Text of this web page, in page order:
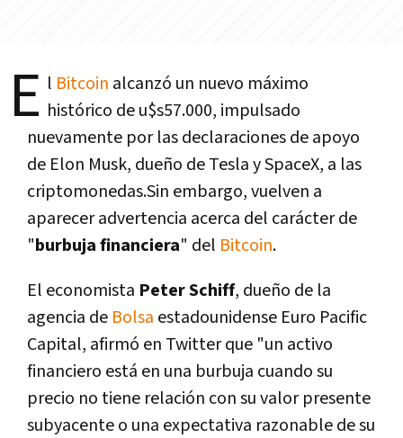
E l Bitcoin alcanzó un nuevo máximo
histórico de u$s57.000, impulsado
nuevamente por las declaraciones de apoyo
de Elon Musk, dueño de Tesla y SpaceX, a las
criptomonedas.Sin embargo, vuelven a
aparecer advertencia acerca del carácter de
"burbuja financiera" del Bitcoin.
El economista Peter Schiff, dueño de la
agencia de Bolsa estadounidense Euro Pacific
Capital, afirmó en Twitter que "un activo
financiero está en una burbuja cuando su
precio no tiene relación con su valor presente
subyacente o una expectativa razonable de su